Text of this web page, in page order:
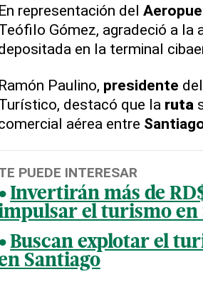
En representación del
Gómez, agradeció a la
en la terminal
Ramón Paulino, presidente del
destacó que la ruta
aérea entre
PUEDE INTERESAR
Invertirán más de
el turismo en
Buscan explotar el
Santiago